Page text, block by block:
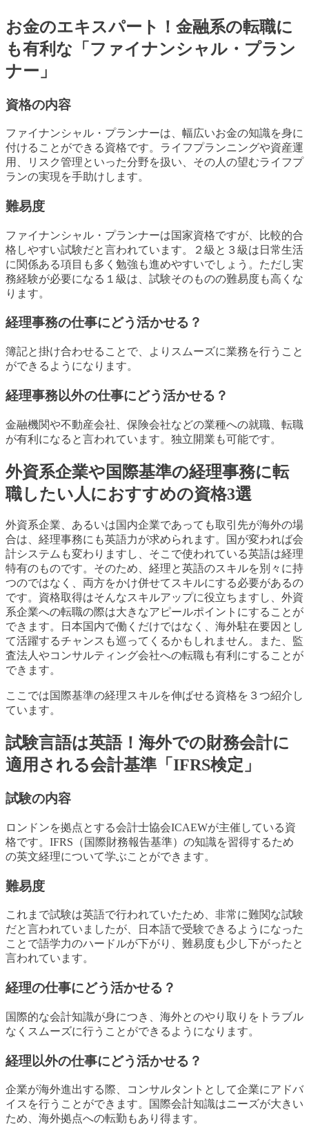
お金のエキスパート！金融系の転職に
も有利な「ファイナンシャル・プラン
ナー」
資格の内容
ファイナンシャル・プランナーは、幅広いお金の知識を身に
付けることができる資格です。ライフプランニングや資産運
用、リスク管理といった分野を扱い、その人の望むライフプ
ランの実現を手助けします。
難易度
ファイナンシャル・プランナーは国家資格ですが、比較的合
格しやすい試験だと言われています。２級と３級は日常生活
に関係ある項目も多く勉強も進めやすいでしょう。ただし実
務経験が必要になる１級は、試験そのものの難易度も高くな
ります。
経理事務の仕事にどう活かせる？
簿記と掛け合わせることで、よりスムーズに業務を行うこと
ができるようになります。
経理事務以外の仕事にどう活かせる？
金融機関や不動産会社、保険会社などの業種への就職、転職
が有利になると言われています。独立開業も可能です。
外資系企業や国際基準の経理事務に転
職したい人におすすめの資格3選
外資系企業、あるいは国内企業であっても取引先が海外の場
合は、経理事務にも英語力が求められます。国が変われば会
計システムも変わりますし、そこで使われている英語は経理
特有のものです。そのため、経理と英語のスキルを別々に持
つのではなく、両方をかけ併せてスキルにする必要があるの
です。資格取得はそんなスキルアップに役立ちますし、外資
系企業への転職の際は大きなアピールポイントにすることが
できます。日本国内で働くだけではなく、海外駐在要因とし
て活躍するチャンスも巡ってくるかもしれません。また、監
査法人やコンサルティング会社への転職も有利にすることが
できます。
ここでは国際基準の経理スキルを伸ばせる資格を３つ紹介し
ています。
試験言語は英語！海外での財務会計に
適用される会計基準「IFRS検定」
試験の内容
ロンドンを拠点とする会計士協会ICAEWが主催している資
格です。IFRS（国際財務報告基準）の知識を習得するため
の英文経理について学ぶことができます。
難易度
これまで試験は英語で行われていたため、非常に難関な試験
だと言われていましたが、日本語で受験できるようになった
ことで語学力のハードルが下がり、難易度も少し下がったと
言われています。
経理の仕事にどう活かせる？
国際的な会計知識が身につき、海外とのやり取りをトラブル
なくスムーズに行うことができるようになります。
経理以外の仕事にどう活かせる？
企業が海外進出する際、コンサルタントとして企業にアドバ
イスを行うことができます。国際会計知識はニーズが大きい
ため、海外拠点への転勤もあり得ます。